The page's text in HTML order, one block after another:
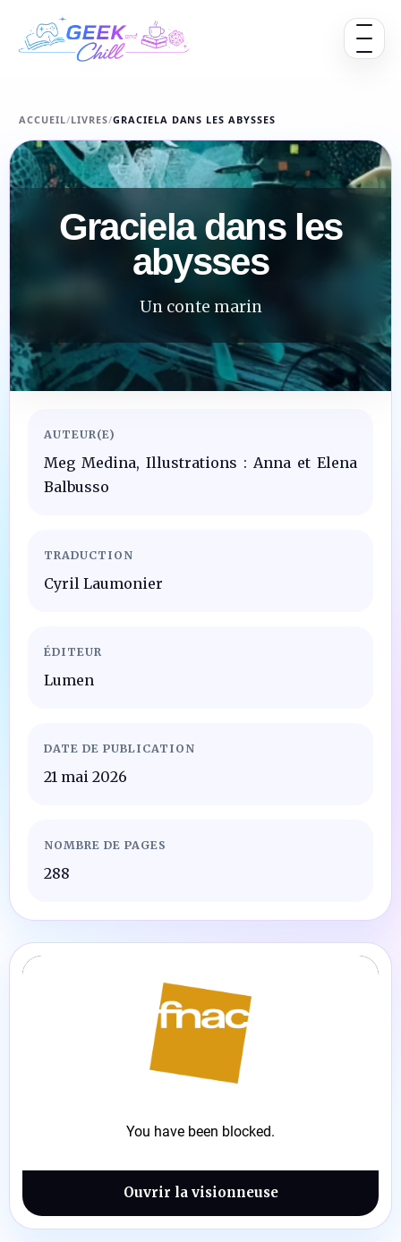
Ouvrir
ACCUEIL/LIVRES/GRACIELA DANS LES ABYSSES
Graciela dans les
abysses
Un conte marin
AUTEUR(E)
Meg Medina, Illustrations : Anna et Elena
Balbusso
TRADUCTION
Cyril Laumonier
ÉDITEUR
Lumen
DATE DE PUBLICATION
21 mai 2026
NOMBRE DE PAGES
288
Ouvrir la visionneuse